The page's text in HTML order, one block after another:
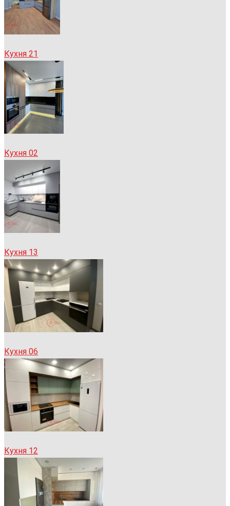
Кухня 21
Кухня 02
Кухня 13
Кухня 06
Кухня 12